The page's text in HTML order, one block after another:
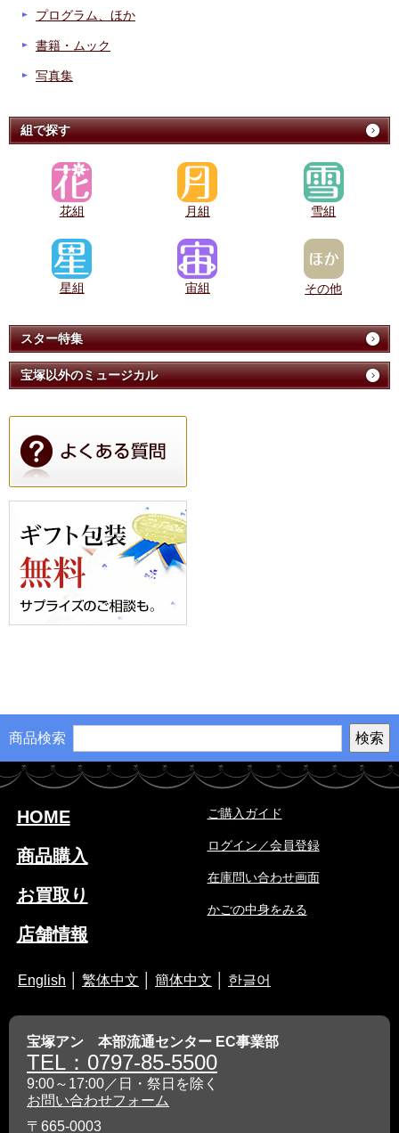
プログラム、ほか
書籍・ムック
写真集
組で探す
花組 月組 雪組
星組 宙組 その他
スター特集
宝塚以外のミュージカル
商品検索
HOME
商品購入
お買取り
店舗情報
ご購入ガイド
ログイン／会員登録
在庫問い合わせ画面
かごの中身をみる
English 繁体中文 簡体中文 한글어
宝塚アン 本部流通センター EC事業部
TEL：0797-85-5500
9:00～17:00／日・祭日を除く
お問い合わせフォーム
〒665-0003